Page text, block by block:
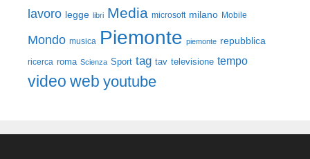
lavoro legge libri Media microsoft milano Mobile
Mondo musica Piemonte piemonte repubblica
ricerca roma Scienza Sport tag tav televisione tempo
video web youtube